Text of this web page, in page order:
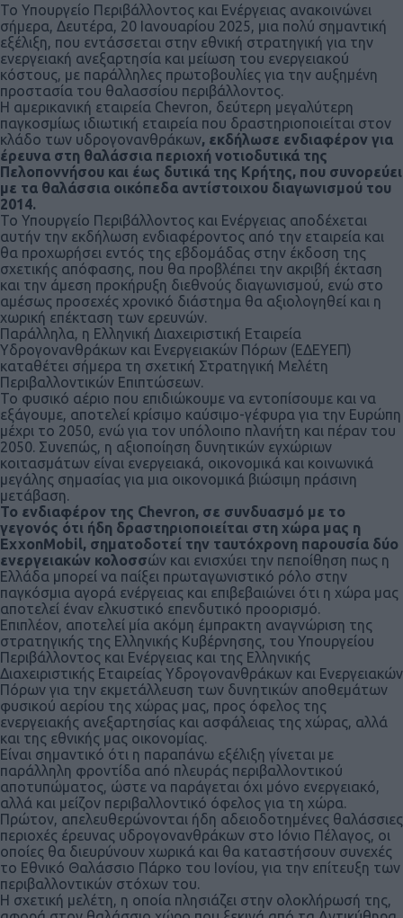
Το Υπουργείο Περιβάλλοντος και Ενέργειας ανακοινώνει
σήμερα, Δευτέρα, 20 Ιανουαρίου 2025, μια πολύ σημαντική
εξέλιξη, που εντάσσεται στην εθνική στρατηγική για την
ενεργειακή ανεξαρτησία και μείωση του ενεργειακού
κόστους, με παράλληλες πρωτοβουλίες για την αυξημένη
προστασία του θαλασσίου περιβάλλοντος.
Η αμερικανική εταιρεία Chevron, δεύτερη μεγαλύτερη
παγκοσμίως ιδιωτική εταιρεία που δραστηριοποιείται στον
κλάδο των υδρογονανθράκων, εκδήλωσε ενδιαφέρον για
έρευνα στη θαλάσσια περιοχή νοτιοδυτικά της
Πελοποννήσου και έως δυτικά της Κρήτης, που συνορεύει
με τα θαλάσσια οικόπεδα αντίστοιχου διαγωνισμού του
2014.
Το Υπουργείο Περιβάλλοντος και Ενέργειας αποδέχεται
αυτήν την εκδήλωση ενδιαφέροντος από την εταιρεία και
θα προχωρήσει εντός της εβδομάδας στην έκδοση της
σχετικής απόφασης, που θα προβλέπει την ακριβή έκταση
και την άμεση προκήρυξη διεθνούς διαγωνισμού, ενώ στο
αμέσως προσεχές χρονικό διάστημα θα αξιολογηθεί και η
χωρική επέκταση των ερευνών.
Παράλληλα, η Ελληνική Διαχειριστική Εταιρεία
Υδρογονανθράκων και Ενεργειακών Πόρων (ΕΔΕΥΕΠ)
καταθέτει σήμερα τη σχετική Στρατηγική Μελέτη
Περιβαλλοντικών Επιπτώσεων.
Το φυσικό αέριο που επιδιώκουμε να εντοπίσουμε και να
εξάγουμε, αποτελεί κρίσιμο καύσιμο-γέφυρα για την Ευρώπη
μέχρι το 2050, ενώ για τον υπόλοιπο πλανήτη και πέραν του
2050. Συνεπώς, η αξιοποίηση δυνητικών εγχώριων
κοιτασμάτων είναι ενεργειακά, οικονομικά και κοινωνικά
μεγάλης σημασίας για μια οικονομικά βιώσιμη πράσινη
μετάβαση.
Το ενδιαφέρον της Chevron, σε συνδυασμό με το
γεγονός ότι ήδη δραστηριοποιείται στη χώρα μας η
ExxonMobil, σηματοδοτεί την ταυτόχρονη παρουσία δύο
ενεργειακών κολοσσών και ενισχύει την πεποίθηση πως η
Ελλάδα μπορεί να παίξει πρωταγωνιστικό ρόλο στην
παγκόσμια αγορά ενέργειας και επιβεβαιώνει ότι η χώρα μας
αποτελεί έναν ελκυστικό επενδυτικό προορισμό.
Επιπλέον, αποτελεί μία ακόμη έμπρακτη αναγνώριση της
στρατηγικής της Ελληνικής Κυβέρνησης, του Υπουργείου
Περιβάλλοντος και Ενέργειας και της Ελληνικής
Διαχειριστικής Εταιρείας Υδρογονανθράκων και Ενεργειακών
Πόρων για την εκμετάλλευση των δυνητικών αποθεμάτων
φυσικού αερίου της χώρας μας, προς όφελος της
ενεργειακής ανεξαρτησίας και ασφάλειας της χώρας, αλλά
και της εθνικής μας οικονομίας.
Είναι σημαντικό ότι η παραπάνω εξέλιξη γίνεται με
παράλληλη φροντίδα από πλευράς περιβαλλοντικού
αποτυπώματος, ώστε να παράγεται όχι μόνο ενεργειακό,
αλλά και μείζον περιβαλλοντικό όφελος για τη χώρα.
Πρώτον, απελευθερώνονται ήδη αδειοδοτημένες θαλάσσιες
περιοχές έρευνας υδρογονανθράκων στο Ιόνιο Πέλαγος, οι
οποίες θα διευρύνουν χωρικά και θα καταστήσουν συνεχές
το Εθνικό Θαλάσσιο Πάρκο του Ιονίου, για την επίτευξη των
περιβαλλοντικών στόχων του.
Η σχετική μελέτη, η οποία πλησιάζει στην ολοκλήρωσή της,